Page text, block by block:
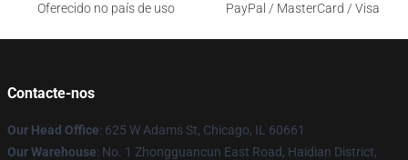
Oferecido no país de uso
PayPal / MasterCard / Visa
Contacte-nos
Our Head Office: 625 W Adams St, Chicago, IL 60661
Our Warehouse: No. 1 Zhongguancun East Road, Haidian District,